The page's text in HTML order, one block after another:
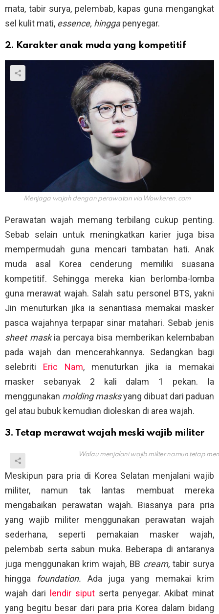
mata, tabir surya, pelembab, kapas guna mengangkat
sel kulit mati, essence, hinggapenyegar.
2. Karakter anak muda yang kompetitif
Menjaga wajah dengan perawatan via Wowkeren.com
Perawatan wajah memang terbilang cukup penting.
Sebab selain untuk meningkatkan karier juga bisa
mempermudah guna mencari tambatan hati. Anak
muda asal Korea cenderung memiliki suasana
kompetitif. Sehingga mereka kian berlomba-lomba
guna merawat wajah. Salah satu personel BTS, yakni
Jin menuturkan jika ia senantiasa memakai masker
pasca wajahnya terpapar sinar matahari. Sebab jenis
sheet maskia percaya bisa memberikan kelembaban
pada wajah dan mencerahkannya. Sedangkan bagi
selebriti Eric Nam, menuturkan jika ia memakai
masker sebanyak 2 kali dalam 1 pekan. Ia
menggunakan molding masksyang dibuat dari paduan
gel atau bubuk kemudian dioleskan di area wajah.
3. Tetap merawat wajah meski wajib militer
Walau menjalani wajib militer namun tetap
Meskipun para pria di Korea Selatan menjalani wajib
militer, namun tak lantas membuat mereka
mengabaikan perawatan wajah. Biasanya para pria
yang wajib militer menggunakan perawatan wajah
sederhana, seperti pemakaian masker wajah,
pelembab serta sabun muka. Beberapa di antaranya
juga menggunakan krim wajah, BB cream,tabir surya
hingga foundation. Ada juga yang memakai krim
wajah dari
lendir siput serta penyegar. Akibat minat
yang begitu besar dari para pria Korea dalam bidang